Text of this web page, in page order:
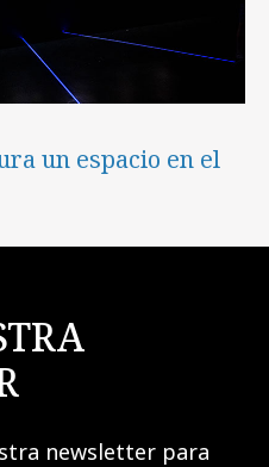
un espacio en el
newsletter para